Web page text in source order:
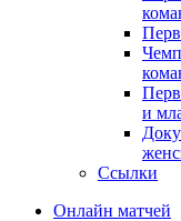
и
Ссылки
Онлайн матчей